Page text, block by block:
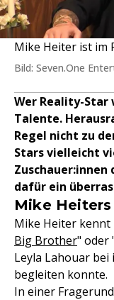
Mike Heiter ist im
Bild: Seven.One
Wer Reality-
Talente.
Regel nicht zu
Stars vielleicht
dafür ein
Mike
Mike Heiter kennt
Big Brother" oder
Leyla Lahouar
begleiten konnte.
In einer